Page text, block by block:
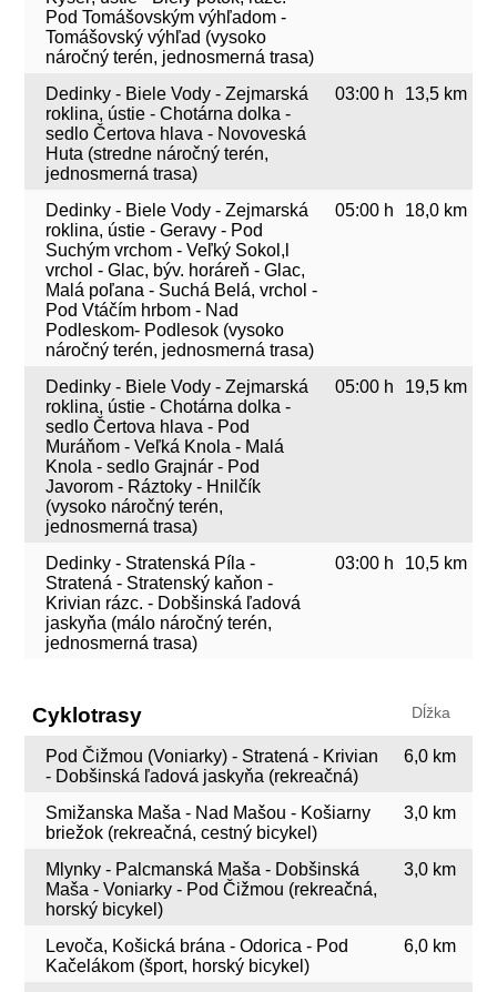
Pod Tomášovským výhľadom -
Tomášovský výhľad (vysoko
náročný terén, jednosmerná trasa)
Dedinky - Biele Vody - Zejmarská
roklina, ústie - Chotárna dolka -
sedlo Čertova hlava - Novoveská
Huta (stredne náročný terén,
jednosmerná trasa)
03:00 h 13,5 km
Dedinky - Biele Vody - Zejmarská
roklina, ústie - Geravy - Pod
Suchým vrchom - Veľký Sokol,l
vrchol - Glac, býv. horáreň - Glac,
Malá poľana - Suchá Belá, vrchol -
Pod Vtáčím hrbom - Nad
Podleskom- Podlesok (vysoko
náročný terén, jednosmerná trasa)
05:00 h 18,0 km
Dedinky - Biele Vody - Zejmarská
roklina, ústie - Chotárna dolka -
sedlo Čertova hlava - Pod
Muráňom - Veľká Knola - Malá
Knola - sedlo Grajnár - Pod
Javorom - Ráztoky - Hnilčík
(vysoko náročný terén,
jednosmerná trasa)
05:00 h 19,5 km
Dedinky - Stratenská Píla -
Stratená - Stratenský kaňon -
Krivian rázc. - Dobšinská ľadová
jaskyňa (málo náročný terén,
jednosmerná trasa)
03:00 h 10,5 km
Cyklotrasy Dĺžka
Pod Čižmou (Voniarky) - Stratená - Krivian
- Dobšinská ľadová jaskyňa (rekreačná)
6,0 km
Smižanska Maša - Nad Mašou - Košiarny
briežok (rekreačná, cestný bicykel)
3,0 km
Mlynky - Palcmanská Maša - Dobšinská
Maša - Voniarky - Pod Čižmou (rekreačná,
horský bicykel)
3,0 km
Levoča, Košická brána - Odorica - Pod
Kačelákom (šport, horský bicykel)
6,0 km